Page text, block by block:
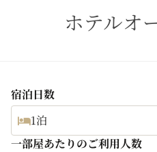
ホテルオ
宿泊日数
1泊
一部屋あたりのご利用人数